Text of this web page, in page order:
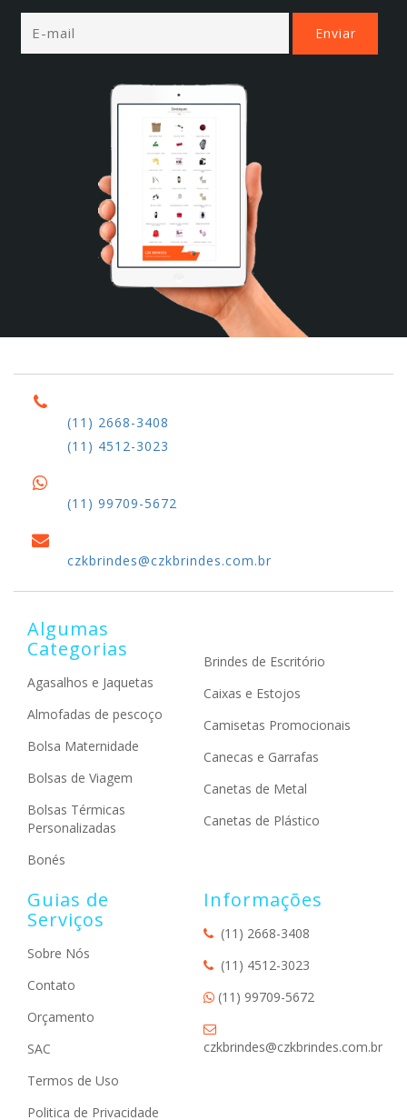
(11) 2668-3408
(11) 4512-3023
(11) 99709-5672
czkbrindes@czkbrindes.com.br
Algumas
Categorias
Agasalhos e Jaquetas
Almofadas de pescoço
Bolsa Maternidade
Bolsas de Viagem
Bolsas Térmicas
Personalizadas
Bonés
Brindes de Escritório
Caixas e Estojos
Camisetas Promocionais
Canecas e Garrafas
Canetas de Metal
Canetas de Plástico
Guias de
Serviços
Sobre Nós
Contato
Orçamento
SAC
Termos de Uso
Politica de Privacidade
Informações
(11) 2668-3408
(11) 4512-3023
(11) 99709-5672
czkbrindes@czkbrindes.com.br